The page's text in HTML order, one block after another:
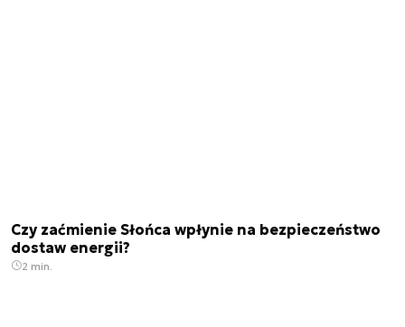
Czy zaćmienie Słońca wpłynie na bezpieczeństwo
dostaw energii?
2 min.